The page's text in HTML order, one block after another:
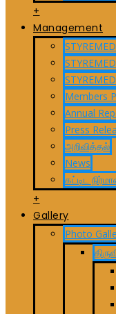
+
Management
Members
Annual
Press
அறிவித்தல்
News
கட்டிட
+
Gallery
Photo